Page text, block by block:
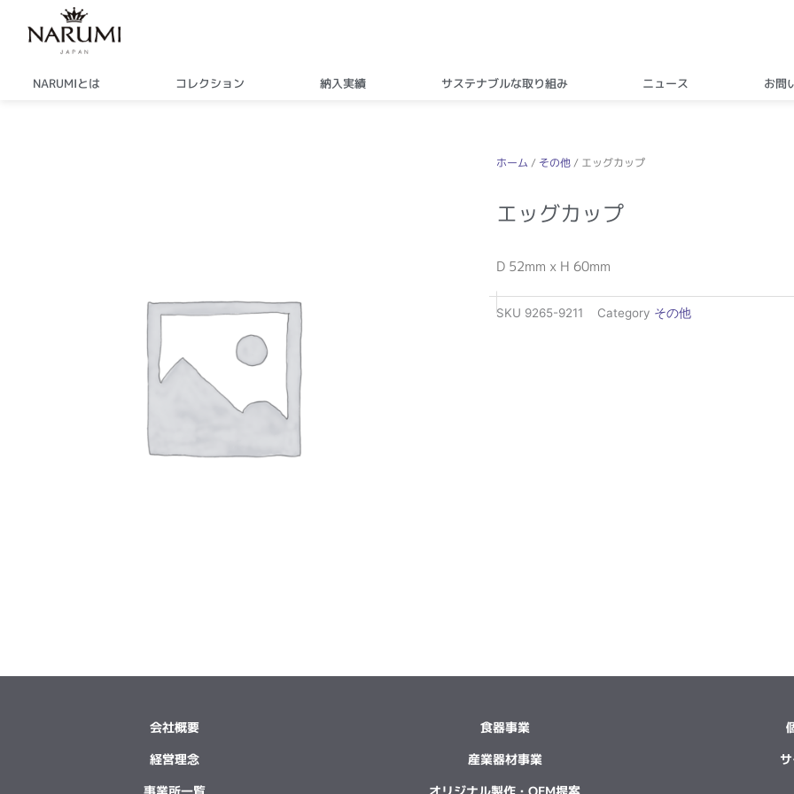
NARUMIとは コレクション 納入実績 サステナブルな取り組み ニュース お問
ホーム / その他 / エッグカップ
エッグカップ
D 52mm x H 60mm
SKU 9265-9211 Category その他
会社概要
経営理念
事業所一覧
食器事業
産業器材事業
オリジナル製作・OEM提案